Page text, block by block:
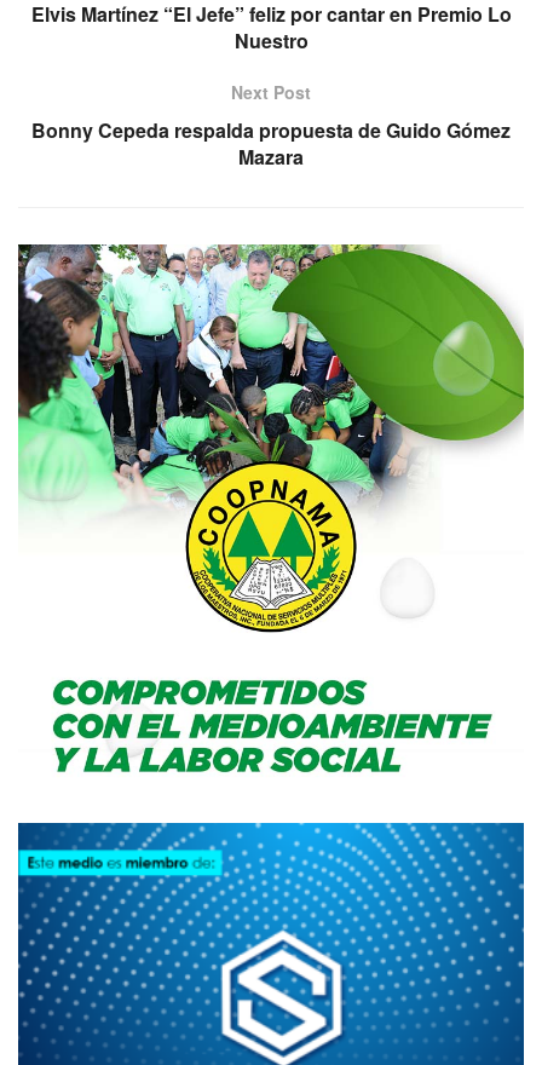
Elvis Martínez “El Jefe” feliz por cantar en Premio Lo
Nuestro
Next Post
Bonny Cepeda respalda propuesta de Guido Gómez
Mazara